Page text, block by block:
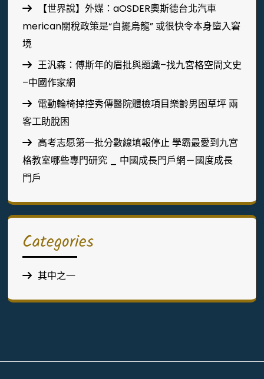
【世界說】外媒：aOSDER奧斯德台北汽車
merican關稅政策是“自擺烏龍” 或很快令本身墮入窘
境
王汎森：傅斯年的眉批與題識–找九宮格空間文史
–中國作家網
電動輪椅掉控秀傳醫院體檢項目樂齡男困草坪 兩
客工助脫困
高考志愿第一批分數線填報停止 學霸最愛到九宮
格教室哪些專門研究 _ 中國成長門戶網－國度成長
門戶
Categories
其中之一